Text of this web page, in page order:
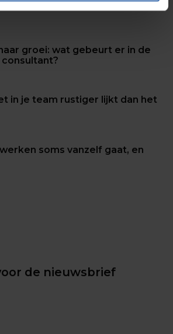
groei: wat gebeurt er in de
in je team rustiger lijkt dan het
soms vanzelf gaat, en
de nieuwsbrief